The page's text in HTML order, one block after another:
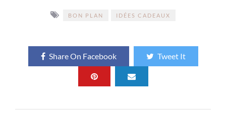
BON PLAN IDÉES CADEAUX
Share On Facebook Tweet It